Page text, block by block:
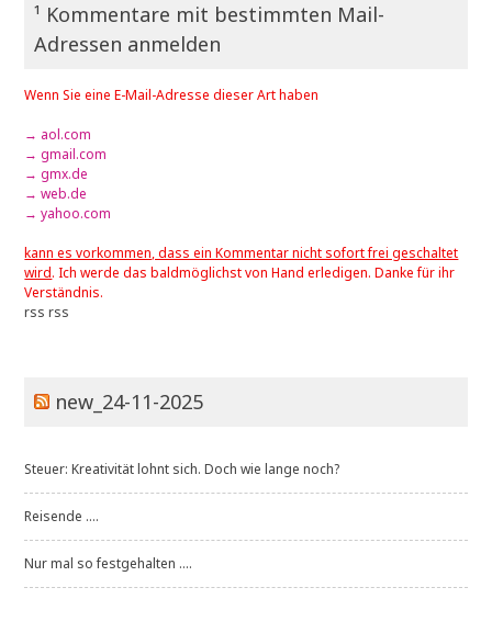
¹ Kommentare mit bestimmten Mail-
Adressen anmelden
Wenn Sie eine E-Mail-Adresse dieser Art haben
→ aol.com
→ gmail.com
→ gmx.de
→ web.de
→ yahoo.com
kann es vorkommen, dass ein Kommentar nicht sofort frei geschaltet
wird. Ich werde das baldmöglichst von Hand erledigen. Danke für ihr
Verständnis.
rss rss
new_24-11-2025
Steuer: Kreativität lohnt sich. Doch wie lange noch?
Reisende ....
Nur mal so festgehalten ....